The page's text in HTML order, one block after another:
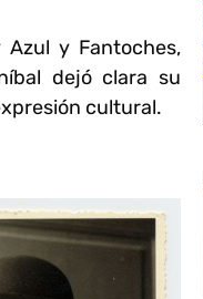
y Fantoches,
dejó clara su
cultural.